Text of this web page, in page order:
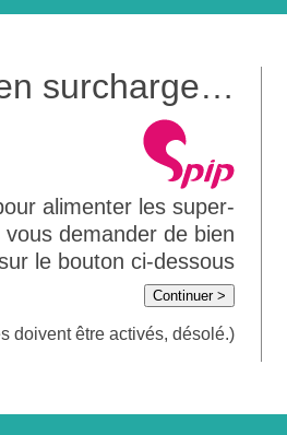
surcharge…
alimenter les super-
demander de bien
le bouton ci-dessous
Continuer >
doivent être activés, désolé.)